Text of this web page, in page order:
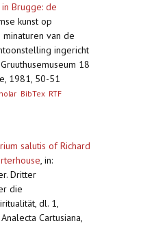
Brugge: de
kunst op
van de
ingericht
18
1981, 50-51
BibTex RTF
salutis of Richard
, in:
Dritter
die
dl. 1,
Cartusiana,